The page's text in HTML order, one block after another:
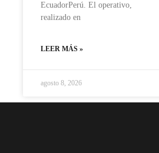
EcuadorPerú. El operativo,
realizado en
LEER MÁS »
agosto 8, 2026